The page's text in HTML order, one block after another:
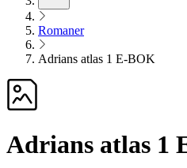
Romaner
Adrians atlas 1 E-BOK
Adrians atlas 1